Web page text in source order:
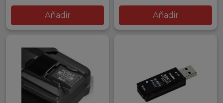
Añadir Añadir